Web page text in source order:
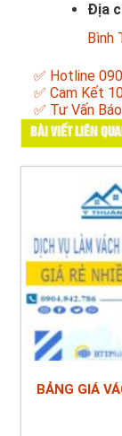
Địa
Bình
✅ Hotline
✅ Cam Kết
✅ Tư Vấn
BÀI VIẾT LIÊN
BẢNG GIÁ